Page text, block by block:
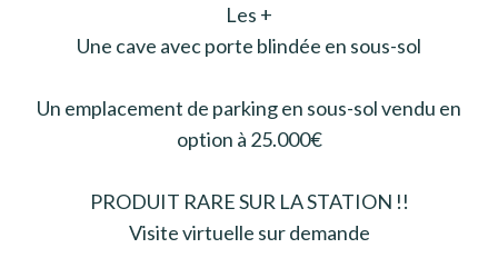
Les +
Une cave avec porte blindée en sous-sol
Un emplacement de parking en sous-sol vendu en
option à 25.000€
PRODUIT RARE SUR LA STATION !!
Visite virtuelle sur demande